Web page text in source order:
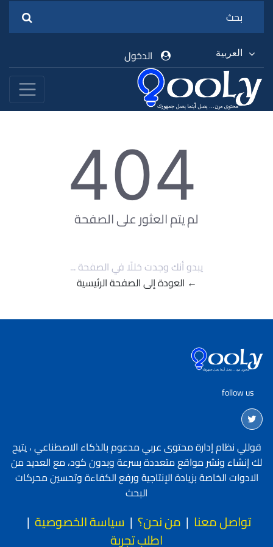
العربية الدخول
404
لم يتم العثور على الصفحة
يبدو أنك وجدت خللًا في الصفحة ...
← العودة إلى الصفحة الرئيسية
follow us
قوللي نظام إدارة محتوى عربي مدعوم بالذكاء الاصطناعي ، يتيح
لك إنشاء ونشر مواقع متعددة بسرعة وبدون كود، مع العديد من
الادوات الخاصة بزيادة الإنتاجية ورفع الكفاءة وتحسين محركات
البحث
تواصل معنا | من نحن؟ | سياسة الخصوصية |
اطلب تجربة